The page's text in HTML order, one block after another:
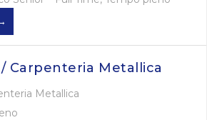
Carpenteria Metallica
Metallica